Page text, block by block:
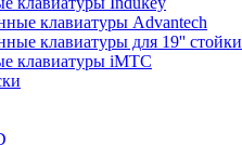
клавиатуры Advantech
клавиатуры для 19'' стойки
клавиатуры iMTC